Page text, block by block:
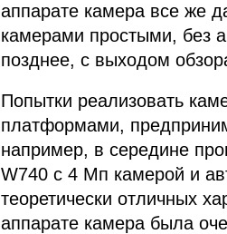
аппарате камера все же
камерами простыми, без
позднее, с выходом
Попытки реализовать
платформами,
например, в середине
W740 с 4 Мп камерой и
теоретически отличных
аппарате камера была